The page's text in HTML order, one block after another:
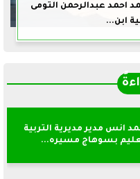
احمد عبدالرحمن التومى
ابن...
انس مدير مديرية التربية
بسوهاج مسيره...